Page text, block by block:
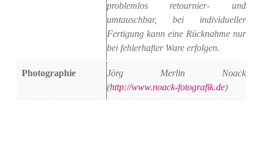
problemlos retournier- und
umtauschbar, bei individueller
Fertigung kann eine Rücknahme nur
bei fehlerhafter Ware erfolgen.
Photographie
Jörg Merlin Noack
(http://www.noack-fotografik.de)